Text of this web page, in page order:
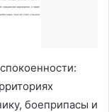
боеприпасы и